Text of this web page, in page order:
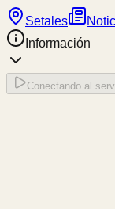
Setales
Información
Conectando al